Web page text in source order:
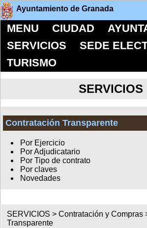
Ayuntamiento de Granada
MENU CIUDAD
SERVICIOS
SEDE
TURISMO
SERVICIOS
Contratación Transparente
Por Ejercicio
Por Adjudicatario
Por Tipo de contrato
Por claves
Novedades
SERVICIOS >Contratación y Compras
Transparente